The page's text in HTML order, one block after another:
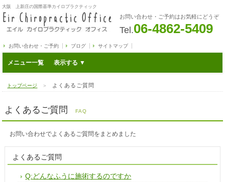
大阪 上新庄の国際基準カイロプラクティック
お問い合わせ・ご予約はお気軽にどうぞ
Tel.06-4862-5409
お問い合わせ・ご予約 ブログ サイトマップ
メニュー一覧
トップページ ＞ よくあるご質問
よくあるご質問 FAQ
お問い合わせでよくあるご質問をまとめました
よくあるご質問
Q:どんなふうに施術するのですか